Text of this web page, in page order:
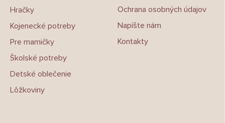
Hračky
Kojenecké potreby
Pre mamičky
Školské potreby
Detské oblečenie
Lôžkoviny
Ochrana osobných údajov
Napíšte nám
Kontakty